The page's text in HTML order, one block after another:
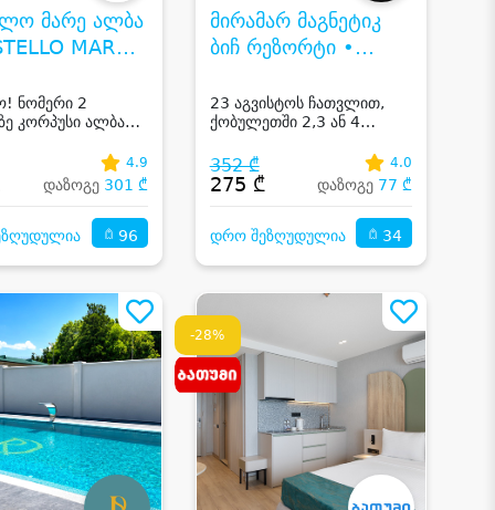
მარე ალბა
MARE
ნომერი 2
კორპუსი ალბა
Alba Castello
& Wellness
4.9
დაზოგე 301 ₾
96
მირამარ მაგნეტიკ
ბიჩ რეზორტი •
MAGNETIC BEACH
RESORT
23 აგვისტოს ჩათვლით,
ქობულეთში 2,3 ან 4
ზღვის ხედით,საუზმე,აუზი
და საკუთარი სანაპირო
352 ₾
275 ₾
4.0
დაზოგე 77 ₾
დრო შეზღუდულია 34
-28%